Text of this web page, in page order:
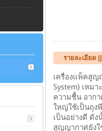
รายละเอียด
เครื่องแพ็คสูญ
System) เหม
ความชื้น อาก
ใหญ่ใช้เป็นถุง
เป็นอย่างดี ดั
สูญญากาศยังใ